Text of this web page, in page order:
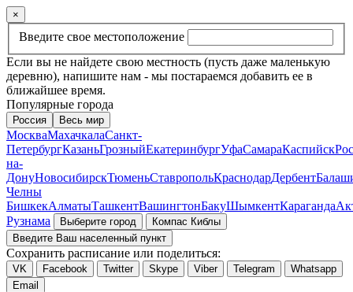
×
Введите свое местоположение
Если вы не найдете свою местность (пусть даже маленькую
деревню), напишите нам - мы постараемся добавить ее в
ближайшее время.
Популярные города
Россия Весь мир
МоскваМахачкалаСанкт-
ПетербургКазаньГрозныйЕкатеринбургУфаСамараКаспийск
на-
ДонуНовосибирскТюменьСтавропольКраснодарДербент
Челны
БишкекАлматыТашкентВашингтонБакуШымкентКараганда
Рузнама
Выберите город
Компас Киблы
Введите Ваш населенный пункт
Сохранить расписание или поделиться:
VK Facebook Twitter Skype Viber Telegram
Whatsapp
Email